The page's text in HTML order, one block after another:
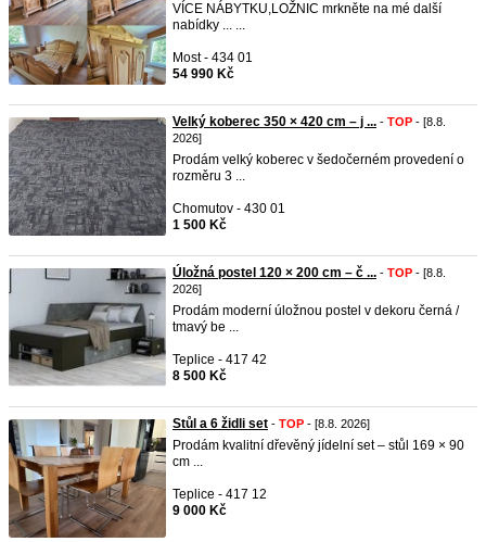
VÍCE NÁBYTKU,LOŽNIC mrkněte na mé další
nabídky ... ...
Most - 434 01
54 990 Kč
Velký koberec 350 × 420 cm – j ... - TOP - [8.8.
2026]
Prodám velký koberec v šedočerném provedení o
rozměru 3 ...
Chomutov - 430 01
1 500 Kč
Úložná postel 120 × 200 cm – č ... - TOP - [8.8.
2026]
Prodám moderní úložnou postel v dekoru černá /
tmavý be ...
Teplice - 417 42
8 500 Kč
Stůl a 6 židli set - TOP - [8.8. 2026]
Prodám kvalitní dřevěný jídelní set – stůl 169 × 90
cm ...
Teplice - 417 12
9 000 Kč